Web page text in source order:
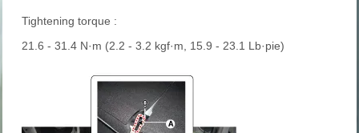
Tightening torque :
21.6 - 31.4 N·m (2.2 - 3.2 kgf·m, 15.9 - 23.1 Lb·pie)